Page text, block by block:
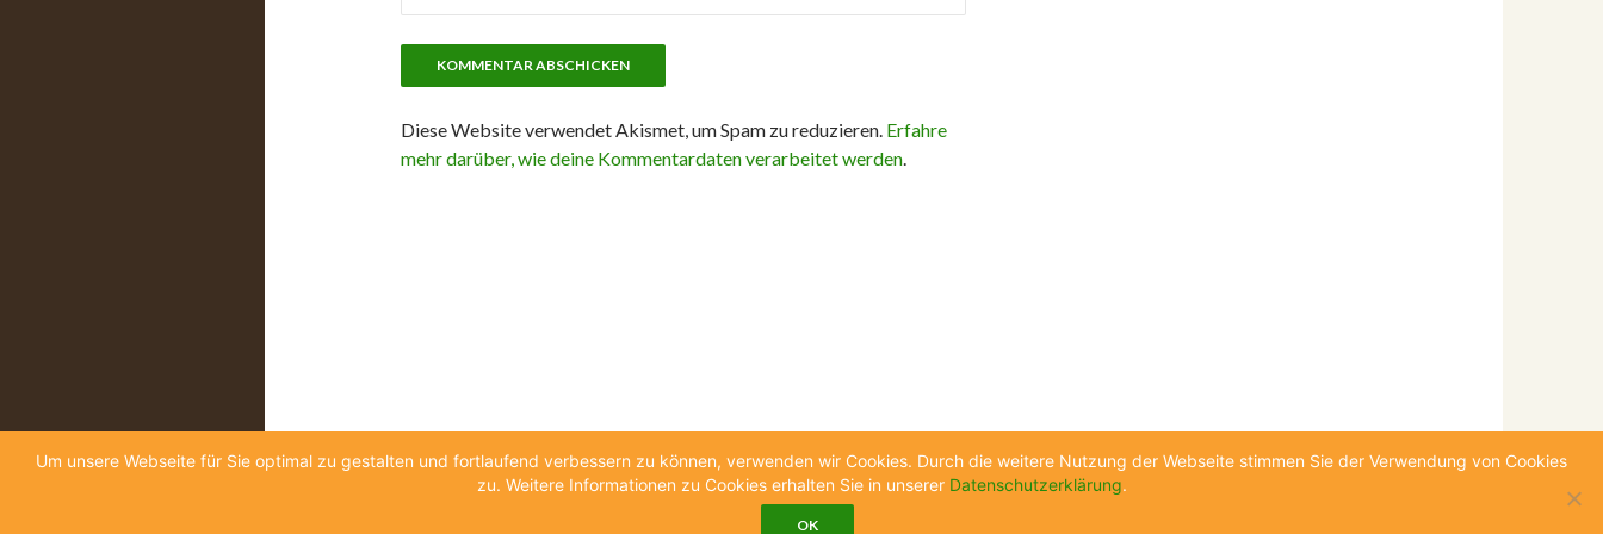
Diese Website verwendet Akismet, um Spam zu reduzieren. Erfahre
mehr darüber, wie deine Kommentardaten verarbeitet werden.
Um unsere Webseite für Sie optimal zu gestalten und fortlaufend verbessern zu können, verwenden wir Cookies. Durch die weitere Nutzung der Webseite stimmen Sie der Verwendung von Cookies
zu. Weitere Informationen zu Cookies erhalten Sie in unserer Datenschutzerklärung.
OK